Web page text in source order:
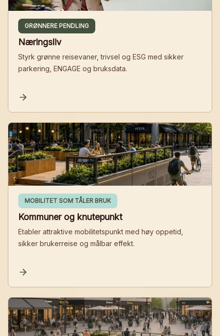
GRØNNERE PENDLING
Næringsliv
Styrk grønne reisevaner, trivsel og ESG med sikker
parkering, ENGAGE og bruksdata.
MOBILITET SOM TÅLER BRUK
Kommuner og knutepunkt
Etabler attraktive mobilitetspunkt med høy oppetid,
sikker brukerreise og målbar effekt.